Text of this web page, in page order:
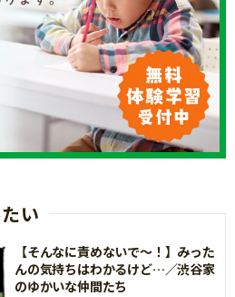
い
【そんなに責めないで～！】みった
んの気持ちはわかるけど…／渋谷家
のゆかいな仲間たち